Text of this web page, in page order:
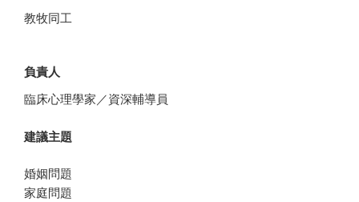
教牧同工
負責人
臨床心理學家／資深輔導員
建議主題
婚姻問題
家庭問題